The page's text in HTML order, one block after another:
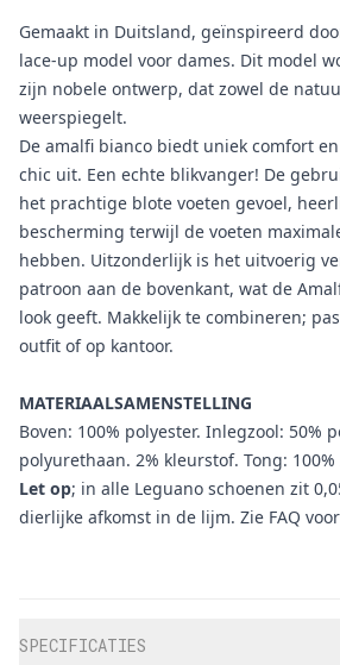
Gemaakt in Duitsland, geïnspireerd
lace-up model voor dames. Dit model
zijn nobele ontwerp, dat zowel de
weerspiegelt.
De amalfi bianco biedt uniek comfort
chic uit. Een echte blikvanger! De
het prachtige blote voeten gevoel,
bescherming terwijl de voeten
hebben. Uitzonderlijk is het uitvoerig
patroon aan de bovenkant, wat de
look geeft. Makkelijk te combineren;
outfit of op kantoor.
MATERIAALSAMENSTELLING
Boven: 100% polyester. Inlegzool: 50%
polyurethaan. 2% kleurstof. Tong: 100%
Let op; in alle Leguano schoenen zit
dierlijke afkomst in de lijm. Zie FAQ
SPECIFICATIES